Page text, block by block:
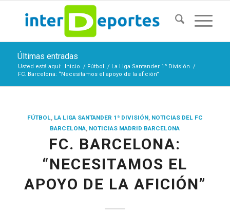
Últimas entradas
Usted está aquí: Inicio / Fútbol / La Liga Santander 1ª División /
FC. Barcelona: “Necesitamos el apoyo de la afición”
FÚTBOL, LA LIGA SANTANDER 1ª DIVISIÓN, NOTICIAS DEL FC
BARCELONA, NOTICIAS MADRID BARCELONA
FC. BARCELONA:
“NECESITAMOS EL
APOYO DE LA AFICIÓN”